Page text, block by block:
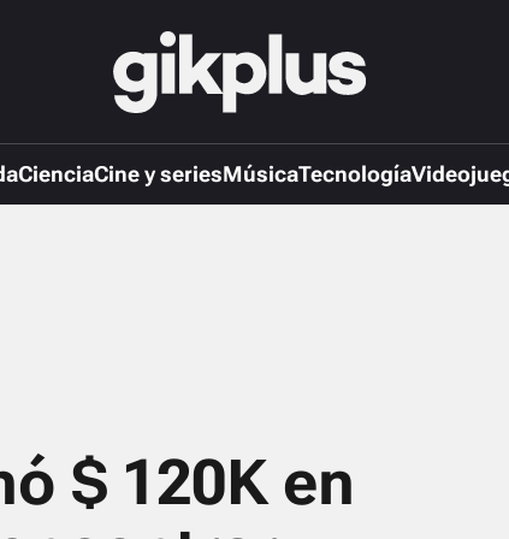
CienciaCine y seriesMúsicaTecnología
$ 120K en